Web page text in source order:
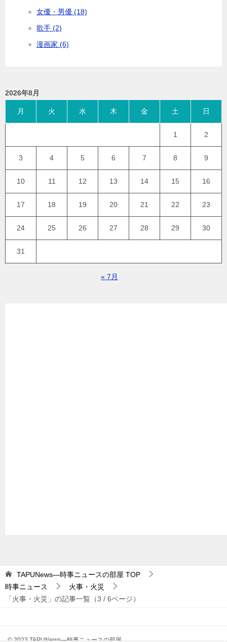
女優・男優 (18)
歌手 (2)
漫画家 (6)
2026年8月
月 火 水 木 金 土 日
1 2
3 4 5 6 7 8 9
10 11 12 13 14 15 16
17 18 19 20 21 22 23
24 25 26 27 28 29 30
31
« 7月
TAPUNews―時事ニュースの部屋 TOP
時事ニュース
火事・火災
「火事・火災」の記事一覧（3 / 6ページ）
© 2023 TAPUNews―時事ニュースの部屋